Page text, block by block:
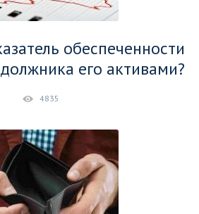
обеспеченности
его активами?
4835